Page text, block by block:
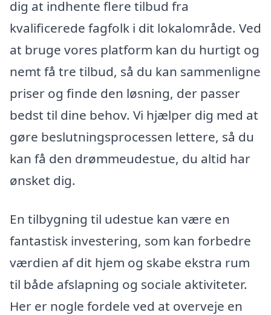
dig at indhente flere tilbud fra
kvalificerede fagfolk i dit lokalområde. Ved
at bruge vores platform kan du hurtigt og
nemt få tre tilbud, så du kan sammenligne
priser og finde den løsning, der passer
bedst til dine behov. Vi hjælper dig med at
gøre beslutningsprocessen lettere, så du
kan få den drømmeudestue, du altid har
ønsket dig.
En tilbygning til udestue kan være en
fantastisk investering, som kan forbedre
værdien af dit hjem og skabe ekstra rum
til både afslapning og sociale aktiviteter.
Her er nogle fordele ved at overveje en